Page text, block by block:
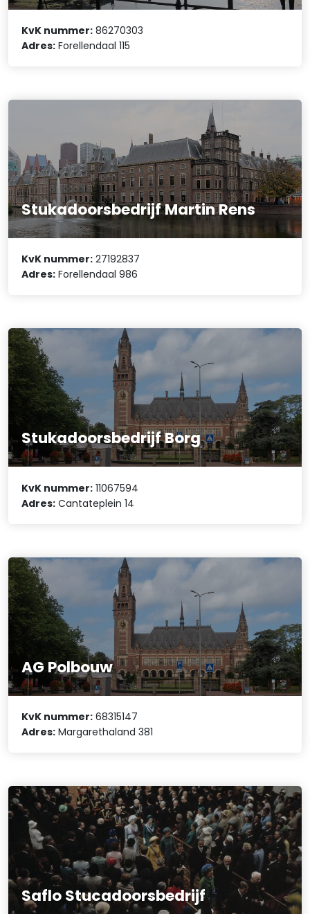
KvK nummer: 86270303
Adres: Forellendaal 115
Stukadoorsbedrijf Martin Rens
KvK nummer: 27192837
Adres: Forellendaal 986
Stukadoorsbedrijf Borg
KvK nummer: 11067594
Adres: Cantateplein 14
AG Polbouw
KvK nummer: 68315147
Adres: Margarethaland 381
Saflo Stucadoorsbedrijf